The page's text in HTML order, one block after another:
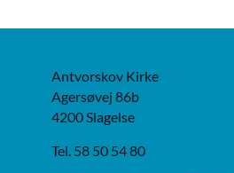
Antvorskov Kirke
Agersøvej 86b
4200 Slagelse
Tel. 58 50 54 80